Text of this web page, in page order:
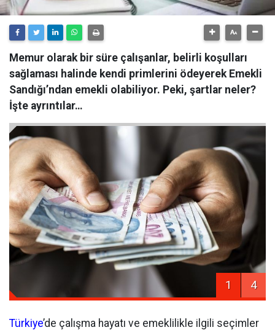
Memur olarak bir süre çalışanlar, belirli koşulları
sağlaması halinde kendi primlerini ödeyerek Emekli
Sandığı’ndan emekli olabiliyor. Peki, şartlar neler?
İşte ayrıntılar…
1 4
Türkiye’de çalışma hayatı ve emeklilikle ilgili seçimler